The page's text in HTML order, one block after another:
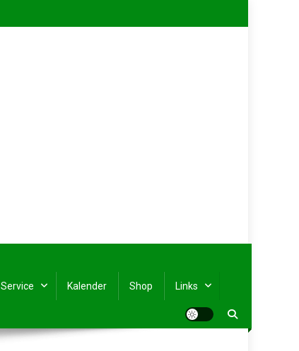
Service Kalender Shop Links